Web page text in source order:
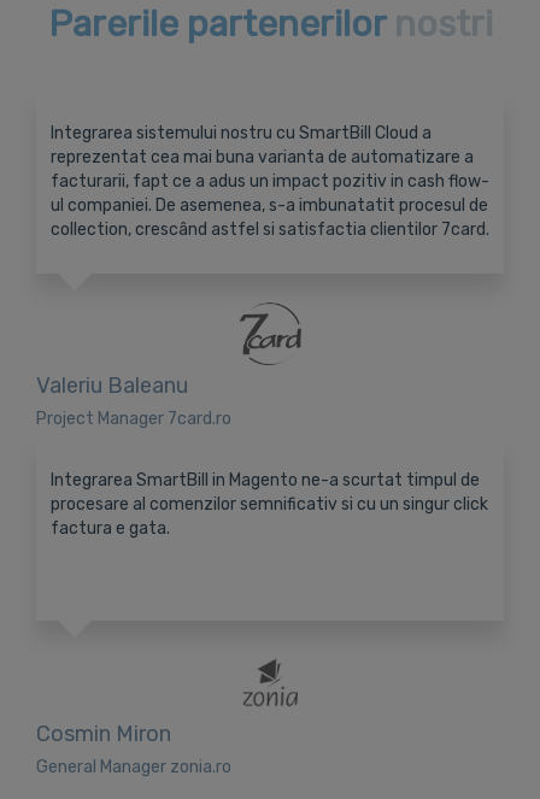
Parerile partenerilor nostri
Integrarea sistemului nostru cu SmartBill Cloud a
reprezentat cea mai buna varianta de automatizare a
facturarii, fapt ce a adus un impact pozitiv in cash flow-
ul companiei. De asemenea, s-a imbunatatit procesul de
collection, crescând astfel si satisfactia clientilor 7card.
Valeriu Baleanu
Project Manager 7card.ro
Integrarea SmartBill in Magento ne-a scurtat timpul de
procesare al comenzilor semnificativ si cu un singur click
factura e gata.
Cosmin Miron
General Manager zonia.ro